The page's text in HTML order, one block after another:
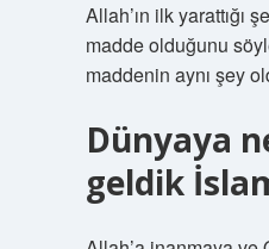
Allah’ın ilk yarattığı
madde olduğunu
maddenin aynı şey
Dünyaya
geldik